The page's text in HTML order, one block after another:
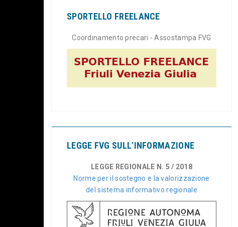
SPORTELLO FREELANCE
Coordinamento precari - Assostampa FVG
LEGGE FVG SULL’INFORMAZIONE
LEGGE REGIONALE N. 5 / 2018
Norme per il sostegno e la valorizzazione
del sistema informativo regionale